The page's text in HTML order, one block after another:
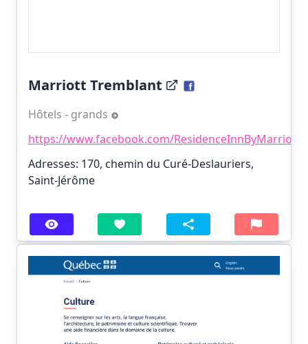
Marriott Tremblant
Hôtels - grands
https://www.facebook.com/
Adresses: 170, chemin du Curé-Deslauriers,
Saint-Jérôme